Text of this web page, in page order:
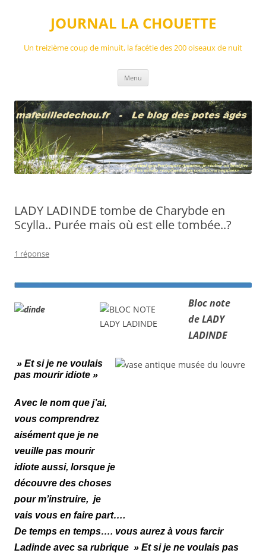
JOURNAL LA CHOUETTE
Un treizième coup de minuit, la facétie des 200 oiseaux de nuit
Menu
LADY LADINDE tombe de Charybde en
Scylla.. Purée mais où est elle tombée..?
1 réponse
Bloc note
de LADY
LADINDE
» Et si je ne voulais
pas mourir idiote »
Avec le nom que j’ai,
vous comprendrez
aisément que je ne
veuille pas mourir
idiote aussi, lorsque je
découvre des choses
pour m’instruire, je
vais vous en faire part….
De temps en temps…. vous aurez à vous farcir
Ladinde avec sa rubrique » Et si je ne voulais pas